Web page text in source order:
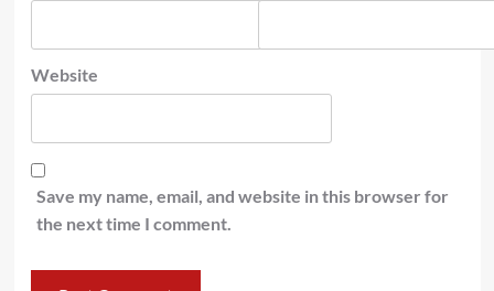
Website
Save my name, email, and website in this browser for
the next time I comment.